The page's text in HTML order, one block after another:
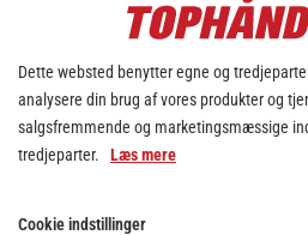
Dette websted benytter egne og
analysere din brug af vores produkter og
salgsfremmende og marketingsmæssige
tredjeparter. Læs mere
Cookie indstillinger